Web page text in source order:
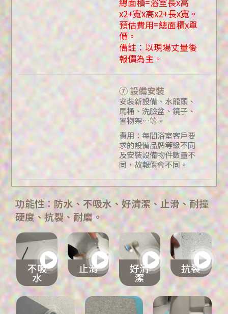
x2+寬x高x2+長x寬。
預估費用=總面積x單
價。
備註：以現場丈量後
報價為主。
⑦ 設備安裝
安裝新設備、水龍頭、
馬桶、洗臉盆、鏡子、
置物架…等。
費用：每間浴室客戶要
求的設備品牌等級不同
及安裝設備物件數量不
同，故報價會不同。
功能性：防水、不吸水、好清潔、止滑、耐撞
硬度、抗裂、耐磨。
不吸
水
止滑 好清
潔
抗裂